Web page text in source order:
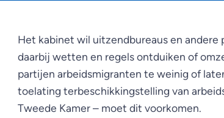
Het kabinet wil uitzendbureaus en
daarbij wetten en regels ontduiken of
partijen arbeidsmigranten te weinig of
toelating terbeschikkingstelling van
Tweede Kamer – moet dit voorkomen.